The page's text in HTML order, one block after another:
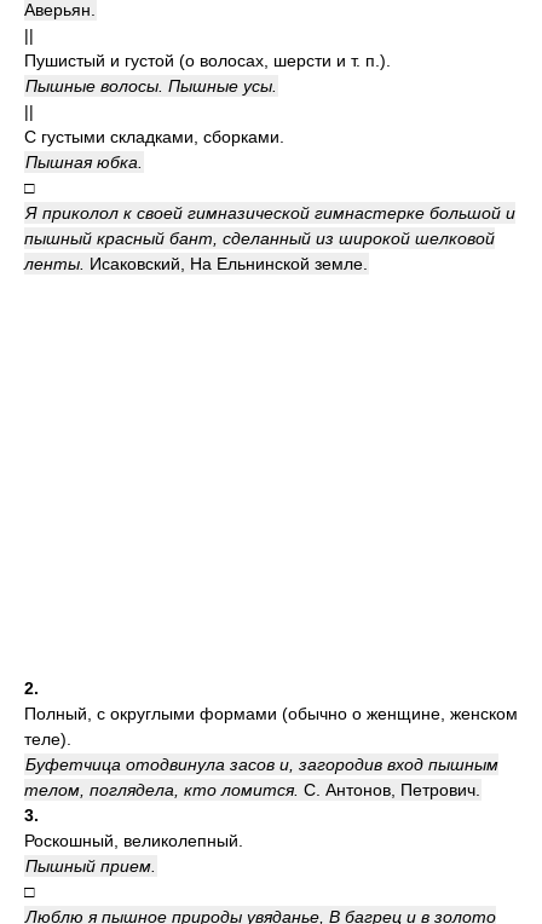
Аверьян.
||
Пушистый и густой (о волосах, шерсти и т. п.).
Пышные волосы. Пышные усы.
||
С густыми складками, сборками.
Пышная юбка.
□
Я приколол к своей гимназической гимнастерке большой и
пышный красный бант, сделанный из широкой шелковой
ленты. Исаковский, На Ельнинской земле.
2.
Полный, с округлыми формами (обычно о женщине, женском
теле).
Буфетчица отодвинула засов и, загородив вход пышным
телом, поглядела, кто ломится. С. Антонов, Петрович.
3.
Роскошный, великолепный.
Пышный прием.
□
Люблю я пышное природы увяданье, В багрец и в золото